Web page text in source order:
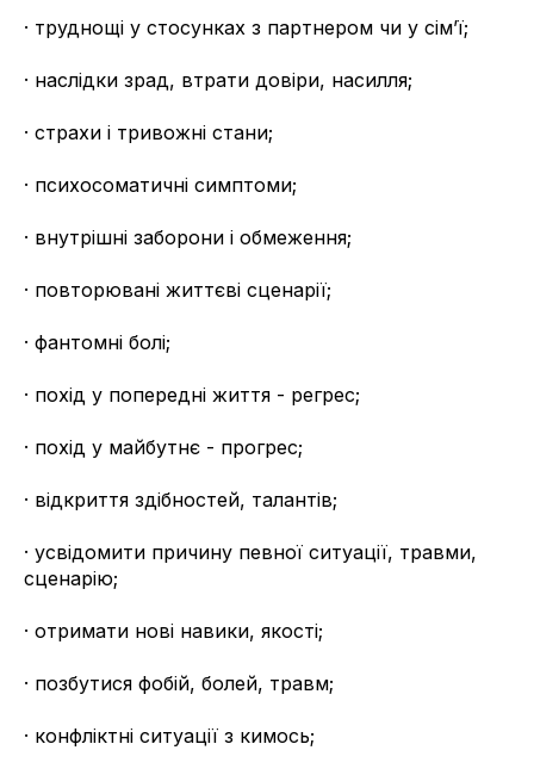
· труднощі у стосунках з партнером чи у сім’ї;
· наслідки зрад, втрати довіри, насилля;
· страхи і тривожні стани;
· психосоматичні симптоми;
· внутрішні заборони і обмеження;
· повторювані життєві сценарії;
· фантомні болі;
· похід у попередні життя - регрес;
· похід у майбутнє - прогрес;
· відкриття здібностей, талантів;
· усвідомити причину певної ситуації, травми,
сценарію;
· отримати нові навики, якості;
· позбутися фобій, болей, травм;
· конфліктні ситуації з кимось;